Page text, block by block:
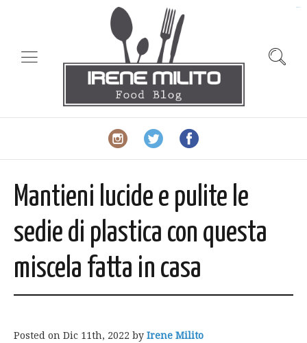
Mantieni lucide e pulite le
sedie di plastica con questa
miscela fatta in casa
Posted on Dic 11th, 2022 by Irene Milito